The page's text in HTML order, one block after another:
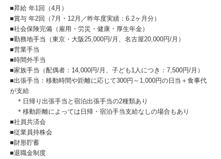
■昇給 年1回（4月）
■賞与 年2回（7月・12月／昨年度実績：6.2ヶ月分）
■社会保険完備（雇用・労災・健康・厚生年金）
■勤務地手当（東京・大阪25,000円/月、名古屋20,000円/月）
■営業手当
■時間外手当
■家族手当（配偶者：14,000円/月、子ども1人につき：7,500円/月）
■出張手当：移動時間や距離に応じて300円～1,000円の日当＋食事代
が支給
＊日帰り出張手当と宿泊出張手当の2種類あり
＊移動距離によっては日帰・宿泊手当支給なしの場合もあり
■社員共済会
■従業員持株会
■財形貯蓄
■退職金制度